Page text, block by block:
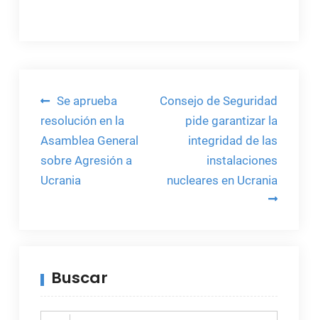
Navegación
de
entradas
Se aprueba
resolución en la
Asamblea General
sobre Agresión a
Ucrania
Consejo de Seguridad
pide garantizar la
integridad de las
instalaciones
nucleares en Ucrania
Buscar